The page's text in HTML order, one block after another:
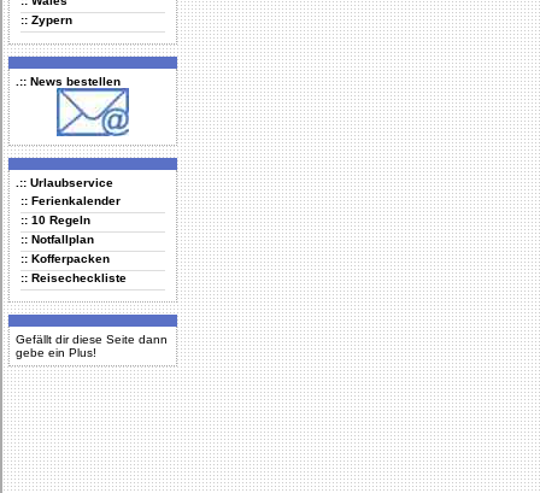
:: Zypern
.:: News bestellen
.:: Urlaubservice
:: Ferienkalender
:: 10 Regeln
:: Notfallplan
:: Kofferpacken
:: Reisecheckliste
Gefällt dir diese Seite dann
gebe ein Plus!